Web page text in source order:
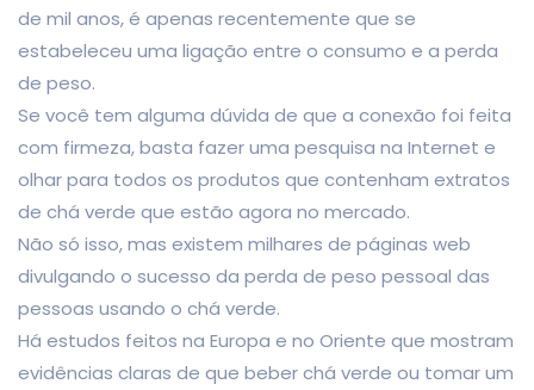
de mil anos, é apenas recentemente que se
estabeleceu uma ligação entre o consumo e a perda
de peso.
Se você tem alguma dúvida de que a conexão foi feita
com firmeza, basta fazer uma pesquisa na Internet e
olhar para todos os produtos que contenham extratos
de chá verde que estão agora no mercado.
Não só isso, mas existem milhares de páginas web
divulgando o sucesso da perda de peso pessoal das
pessoas usando o chá verde.
Há estudos feitos na Europa e no Oriente que mostram
evidências claras de que beber chá verde ou tomar um